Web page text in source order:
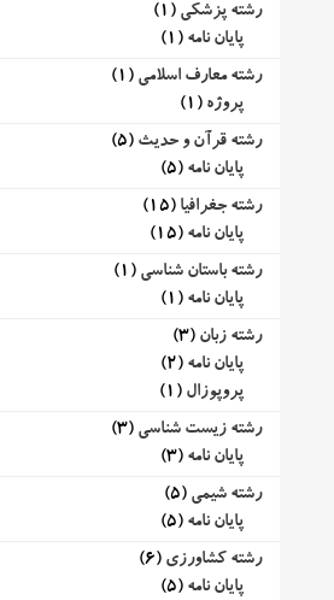
رشته پزشکی (1)
پایان نامه (1)
رشته معارف اسلامی (1)
پروژه (1)
رشته قرآن و حدیث (5)
پایان نامه (5)
رشته جغرافیا (15)
پایان نامه (15)
رشته باستان شناسی (1)
پایان نامه (1)
رشته زبان (3)
پایان نامه (2)
پروپوزال (1)
رشته زیست شناسی (3)
پایان نامه (3)
رشته شیمی (5)
پایان نامه (5)
رشته کشاورزی (6)
پایان نامه (5)